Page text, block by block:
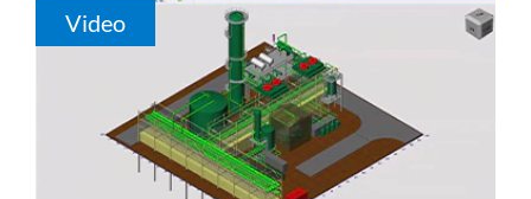
Video